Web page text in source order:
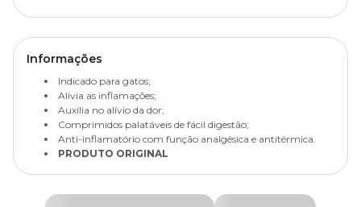
Informações
Indicado para gatos;
Alivia as inflamações;
Auxilia no alívio da dor;
Comprimidos palatáveis de fácil digestão;
Anti-inflamatório com função analgésica e antitérmica.
PRODUTO ORIGINAL